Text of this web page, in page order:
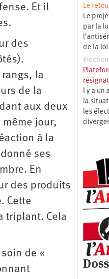
Et il
des
la
de la
aux deux
jour,
à la
ses
En
des produits
Cette
triplant. Cela
de «
Le
Le
par la
de la
l y a un
la
les